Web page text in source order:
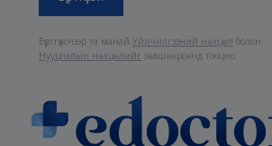
Бүртгүүлснээр та манайҮйлчилгээний нөхцөл болон
Нууцлалын нөхцөлийг зөвшөөрсөнд тооцно.